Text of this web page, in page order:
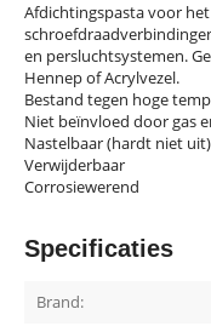
Afdichtingspasta voor
en persluchtsystemen.
Hennep of Acrylvezel.
Bestand tegen hoge
Niet beïnvloed door gas
Nastelbaar (hardt niet uit)
Verwijderbaar
Corrosiewerend
Specificaties
Brand: